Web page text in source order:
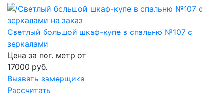
Светлый большой шкаф-купе в спальню №107 с
зеркалами
Цена за пог. метр от
17000 руб.
Вызвать замерщика
Рассчитать